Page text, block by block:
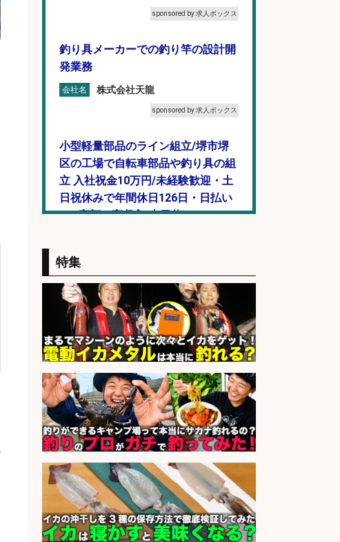
sponsored by 求人ボックス
釣り具メーカーでの釣り竿の設計開
発業務
会社名 株式会社天龍
sponsored by 求人ボックス
小型軽量部品のライン組立/堺市堺
区の工場で自転車部品や釣り具の組
立 入社祝金10万円/未経験歓迎・土
日祝休みで年間休日126日・日払い
OK/高額・高収入/土日休み
未経験歓迎/釣り具や自動車部品の
NC旋盤オペレーター/残業少なめ/年
休120日以上
会社名 株式会社共進精工
sponsored by 求人ボックス
配達/ドライバー/ドライバー補助 魚
の梱包 年齢経験不問/完全週休2日で
最低月収33万円保証
会社名 株式会社ワイズ
sponsored by 求人ボックス
未経験歓迎/釣り具メーカーでのル
特集